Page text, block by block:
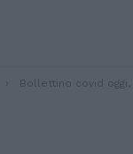
Bollettino covid oggi, 14 aprile: scendono sotto quota